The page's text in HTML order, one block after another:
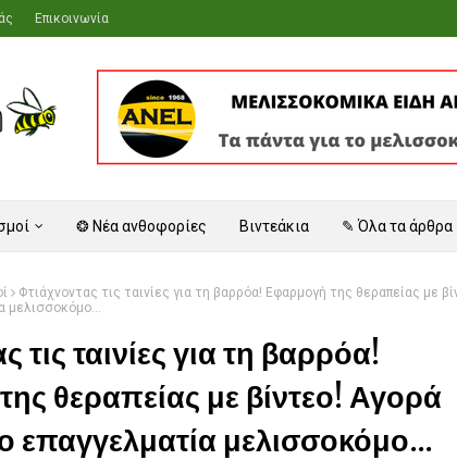
Επικοινωνία
❂ Νέα ανθοφορίες Βιντεάκια ✎ Όλα τα άρθρα
Φτιάχνοντας τις ταινίες για τη βαρρόα! Εφαρμογή της θεραπείας με
μελισσοκόμο...
τις ταινίες για τη βαρρόα!
θεραπείας με βίντεο! Αγορά
επαγγελματία μελισσοκόμο...